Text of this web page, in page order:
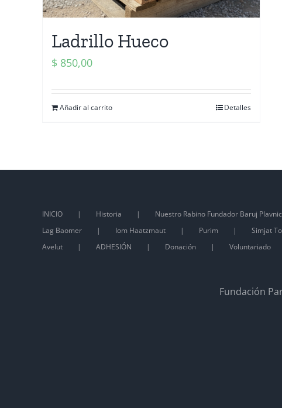
Ladrillo Hueco
$ 850,00
Añadir al carrito Detalles
INICIO Historia Nuestro Rabino Fundador Baruj
Lag Baomer
Iom Haatzmaut Purim Simjat
Avelut
ADHESIÓN Donación Voluntariado
Fundación